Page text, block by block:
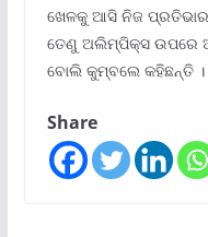
ଖେଳକୁ ଆସି ନିଜ ପ୍ରତିଭାର
ତେଣୁ ଅଲିମ୍ପିକ୍ସ ଉପରେ
ବୋଲି କୁମ୍ବଲେ କହିଛନ୍ତି ।
Share